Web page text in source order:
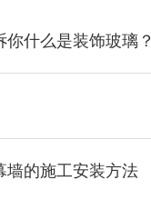
什么是装饰玻璃？
墙的施工安装方法